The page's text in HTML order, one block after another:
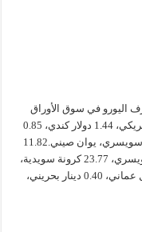
5 يوليو 2023 سعر صرف اليورو في سوق الأوراق
المالية اليوم الاربعاء 5 يوليو 2023: 1.08 دولار أمريكي، 1.44 دولار كندي، 0.85
جنيه استرليني، 1.63 دولار استرالي، 0.97 فرنك سويسري، يوان صيني.11.82
كرونة سويدية، 28.39 ليرة تركية، 0.97 فرنك سويسري، 23.77 كرونة سويدية،
98.47 روبل روسي. 33.61 جنيه مصري،0.41 ريال عماني، 0.40 دينار بحريني،